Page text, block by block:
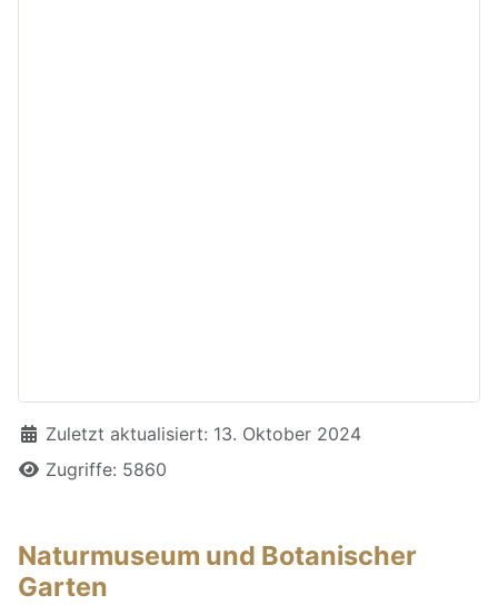
DetailsZuletzt aktualisiert: 13. Oktober 2024
Zugriffe: 5860
Naturmuseum und Botanischer
Garten